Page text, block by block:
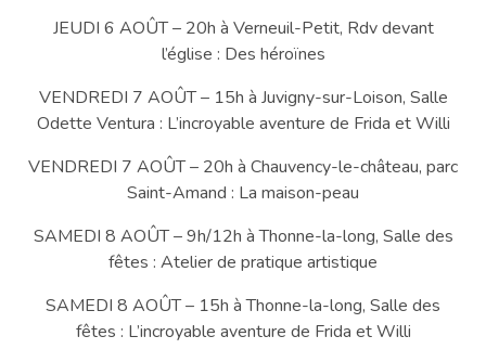
JEUDI 6 AOÛT – 20h à Verneuil-Petit, Rdv devant
l’église : Des héroïnes
VENDREDI 7 AOÛT – 15h à Juvigny-sur-Loison, Salle
Odette Ventura : L’incroyable aventure de Frida et Willi
VENDREDI 7 AOÛT – 20h à Chauvency-le-château, parc
Saint-Amand : La maison-peau
SAMEDI 8 AOÛT – 9h/12h à Thonne-la-long, Salle des
fêtes : Atelier de pratique artistique
SAMEDI 8 AOÛT – 15h à Thonne-la-long, Salle des
fêtes : L’incroyable aventure de Frida et Willi